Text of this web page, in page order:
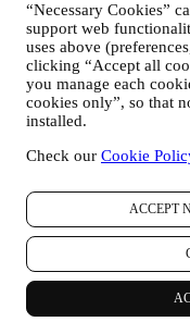
“Necessary Cookies”
support web
uses above
clicking “Accept all
you manage each
cookies only”, so that
installed.
Check our Cookie
ACCEPT
exclusifs, concours,
Le Creuset ou à
intéresser. Ces
rédigées
vous concernant,
l’historique de vos
concerne nos
mieux cerner vos
pertinentes et
collectons aussi
l’ouverture des e-
technologies
monitoring de nos
sur votre
marketing